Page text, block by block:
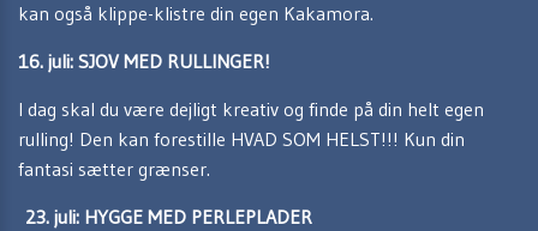
kan også klippe-klistre din egen Kakamora.
16. juli: SJOV MED RULLINGER!
I dag skal du være dejligt kreativ og finde på din helt egen
rulling! Den kan forestille HVAD SOM HELST!!! Kun din
fantasi sætter grænser.
23. juli: HYGGE MED PERLEPLADER